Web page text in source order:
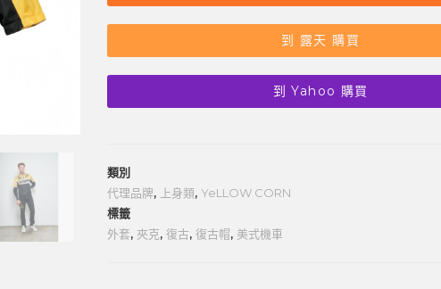
到 露天 購買
到 Yahoo 購買
類別
代理品牌, 上身類, YeLLOW CORN
標籤
外套, 夾克,復古,復古帽, 美式機車